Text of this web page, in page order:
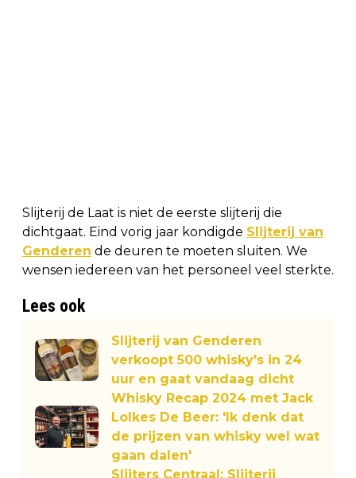
Slijterij de Laat is niet de eerste slijterij die
dichtgaat. Eind vorig jaar kondigde Slijterij van
Genderen de deuren te moeten sluiten. We
wensen iedereen van het personeel veel sterkte.
Lees ook
Slijterij van Genderen
verkoopt 500 whisky's in 24
uur en gaat vandaag dicht
Whisky Recap 2024 met Jack
Lolkes De Beer: 'Ik denk dat
de prijzen van whisky wel wat
gaan dalen'
Slijters Centraal: Slijterij